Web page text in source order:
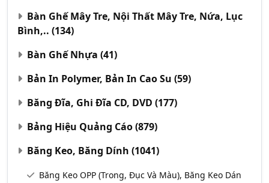
Bàn Ghế Mây Tre, Nội Thất Mây Tre, Nứa, Lục
Bình,.. (134)
Bàn Ghế Nhựa (41)
Bản In Polymer, Bản In Cao Su (59)
Băng Đĩa, Ghi Đĩa CD, DVD (177)
Bảng Hiệu Quảng Cáo(879)
Băng Keo, Băng Dính (1041)
Băng Keo OPP (Trong, Đục Và Màu), Băng Keo Dán